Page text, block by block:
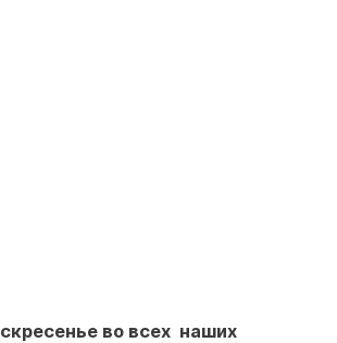
во всех наших